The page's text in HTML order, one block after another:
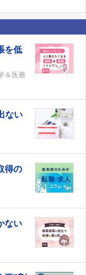
を低
＆医療
ない
得の
ない